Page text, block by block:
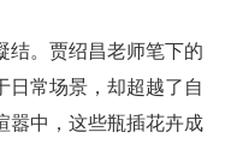
结。贾绍昌老师笔下的
日常场景，却超越了自
嚣中，这些瓶插花卉成